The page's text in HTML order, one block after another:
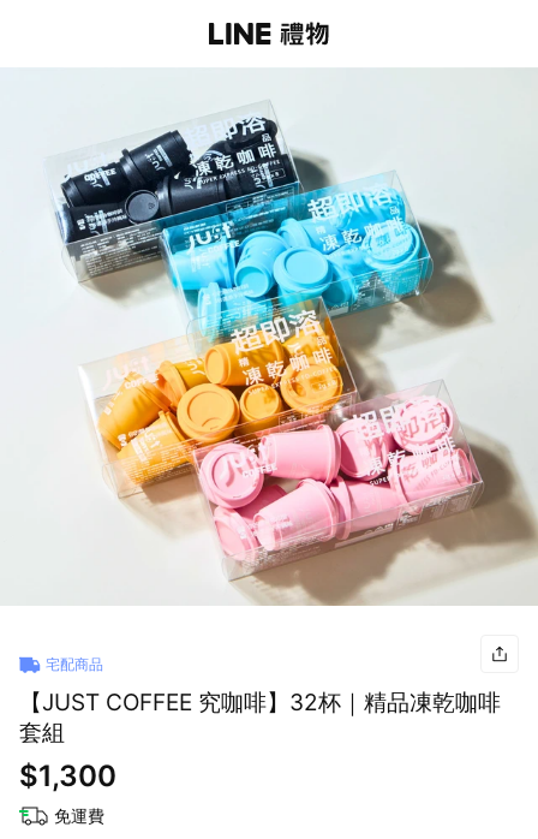
宅配商品
【JUST COFFEE 究咖啡】32杯｜精品凍乾咖啡
套組
$1,300
免運費